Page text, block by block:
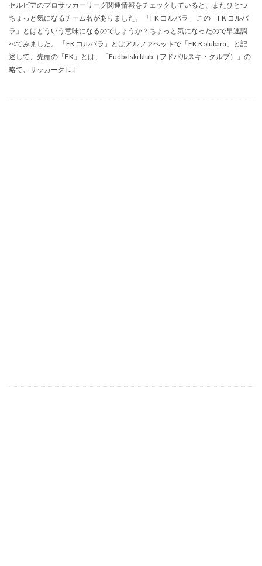
セルビアのプロサッカーリーグ関連情報をチェックしていると、またひとつ
ちょっと気になるチーム名がありました。 「FK コルバラ」 この「FK コルバ
ラ」とはどういう意味になるのでしょうか？ちょっと気になったので早速調
べてみました。 「FK コルバラ」とはアルファベットで「FK Kolubara」と記
述して、先頭の「FK」とは、「Fudbalski klub（フドバルスキ・クルブ）」の
略で、サッカーク […]